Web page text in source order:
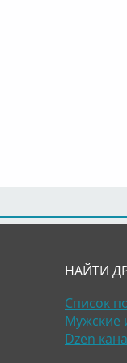
НАЙТИ
Список
Мужские
Dzen